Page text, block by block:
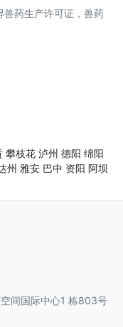
药生产许可证，兽药
攀枝花 泸州 德阳 绵阳
州 雅安 巴中 资阳 阿坝
间国际中心1 栋803号